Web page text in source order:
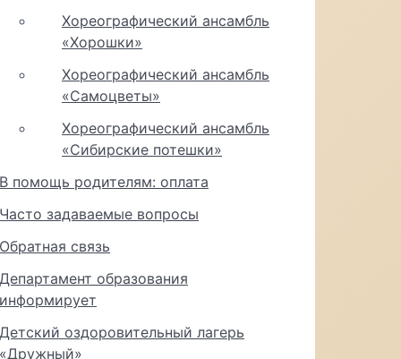
Хореографический ансамбль
«Хорошки»
Хореографический ансамбль
«Самоцветы»
Хореографический ансамбль
«Сибирские потешки»
В помощь родителям: оплата
Часто задаваемые вопросы
Обратная связь
Департамент образования
информирует
Детский оздоровительный лагерь
«Дружный»